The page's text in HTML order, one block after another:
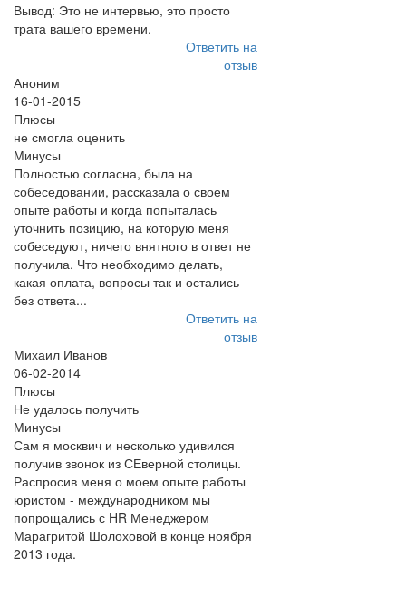
Вывод: Это не интервью, это просто
трата вашего времени.
Ответить на
отзыв
Аноним
16-01-2015
Плюсы
не смогла оценить
Минусы
Полностью согласна, была на
собеседовании, рассказала о своем
опыте работы и когда попыталась
уточнить позицию, на которую меня
собеседуют, ничего внятного в ответ не
получила. Что необходимо делать,
какая оплата, вопросы так и остались
без ответа...
Ответить на
отзыв
Михаил Иванов
06-02-2014
Плюсы
Не удалось получить
Минусы
Сам я москвич и несколько удивился
получив звонок из СЕверной столицы.
Распросив меня о моем опыте работы
юристом - международником мы
попрощались с HR Менеджером
Марагритой Шолоховой в конце ноября
2013 года.